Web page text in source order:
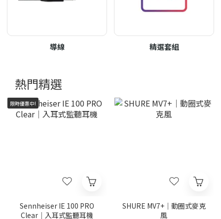
導線 精選套組
熱門精選
限時優惠中!
Sennheiser IE 100 PRO
Clear｜入耳式監聽耳機
SHURE MV7+｜動圈式麥克
風